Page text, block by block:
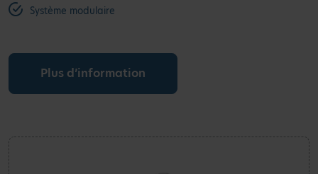
Système modulaire
Plus d’information